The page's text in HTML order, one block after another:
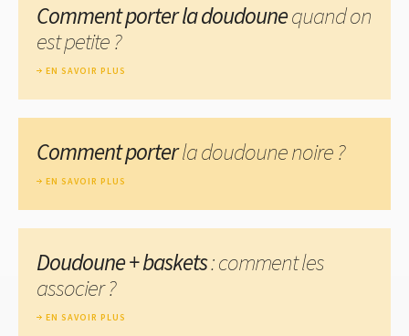
Comment porter la doudounequand on
est petite ?
EN SAVOIR PLUS
Comment porterla doudoune noire ?
EN SAVOIR PLUS
Doudoune + baskets: comment les
associer ?
EN SAVOIR PLUS